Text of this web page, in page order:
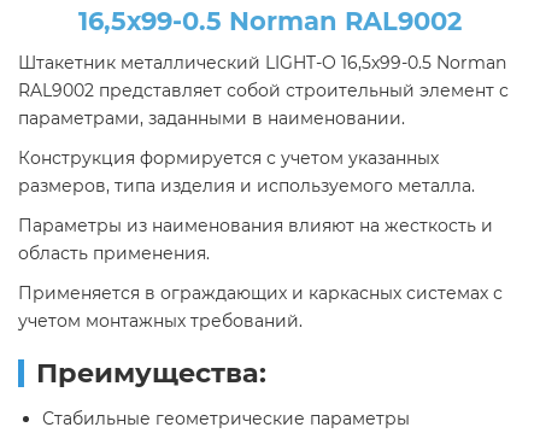
16,5х99-0.5 Norman RAL9002
Штакетник металлический LIGHT-O 16,5х99-0.5 Norman
RAL9002 представляет собой строительный элемент с
параметрами, заданными в наименовании.
Конструкция формируется с учетом указанных
размеров, типа изделия и используемого металла.
Параметры из наименования влияют на жесткость и
область применения.
Применяется в ограждающих и каркасных системах с
учетом монтажных требований.
Преимущества:
Стабильные геометрические параметры